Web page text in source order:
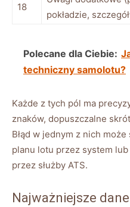
18
pokładzie,
Polecane dla Ciebie:
techniczny samolotu?
Każde z tych pól ma
znaków, dopuszczalne
Błąd w jednym z nich
planu lotu przez system
przez służby ATS.
Najważniejsze